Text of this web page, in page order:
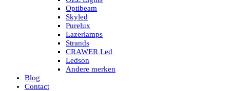
Led verlichting interieur PIR / Touch
LED Armatuur met Strip 220V
Led strips
Subcategorieën Led interieur
PORTABLE ACCU LED LAMP
Led hoofdlamp
Camping led verlichting
Led zaklamp
Accu werklamp
Optibeam
Skyled
Purelux
Lazerlamps
Strands
CRAWER Led
Ledson
Andere merken
Blog
Contact